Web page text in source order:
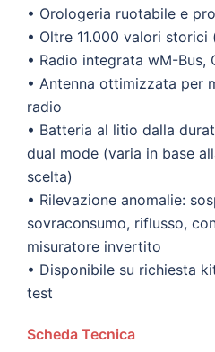
• Orologeria ruotabile e
• Oltre 11.000 valori storici
• Radio integrata wM-Bus,
• Antenna ottimizzata per
radio
• Batteria al litio dalla
dual mode (varia in base
scelta)
• Rilevazione anomalie:
sovraconsumo, riflusso,
misuratore invertito
• Disponibile su richiesta
test
Scheda Tecnica